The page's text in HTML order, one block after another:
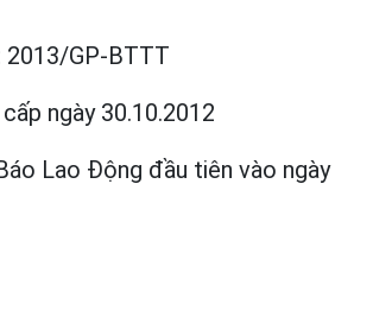
2013/GP-BTTT
ngày 30.10.2012
Lao Động đầu tiên vào ngày